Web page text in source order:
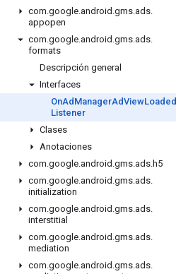
com.google.android .gms.ads.
appopen
com.google.android .gms.ads.
formats
Descripción general
Interfaces
OnAd ManagerAdViewLoaded
Listener
Clases
Anotaciones
com.google.android .gms.ads.h5
com.google.android .gms.ads.
initialization
com.google.android .gms.ads.
interstitial
com.google.android .gms.ads.
mediation
com.google.android .gms.ads.